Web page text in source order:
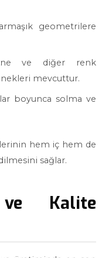
geometrilere
ve diğer renk
mevcuttur.
boyunca solma ve
hem iç hem de
sağlar.
Kalite